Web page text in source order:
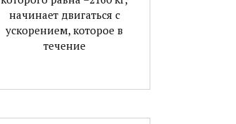
начинает двигаться с
ускорением, которое в
течение